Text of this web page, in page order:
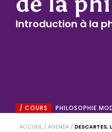
Introduction à la
/ COURS PHILOSOPHIE
ACCUEIL /AGENDA / DESCARTES,